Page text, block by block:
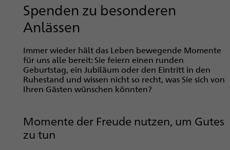
v
a
t
o
Spenden zu besonderen
Anlässen
Immer wieder hält das Leben bewegende Momente
für uns alle bereit: Sie feiern einen runden
Geburtstag, ein Jubiläum oder den Eintritt in den
Ruhestand und wissen nicht so recht, was Sie sich von
Ihren Gästen wünschen könnten?
Momente der Freude nutzen, um Gutes
zu tun